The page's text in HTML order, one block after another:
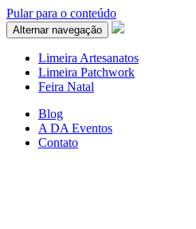
Pular para o conteúdo
Alternar navegação
Limeira Artesanatos
Limeira Patchwork
Feira Natal
Blog
A DA Eventos
Contato